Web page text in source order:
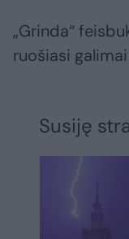
„Grinda“
ruošiasi
Susiję